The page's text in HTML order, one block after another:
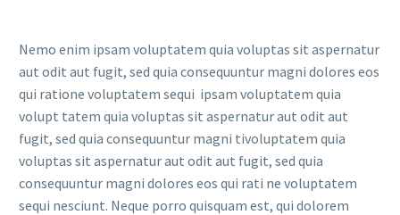
Nemo enim ipsam voluptatem quia voluptas sit aspernatur
aut odit aut fugit, sed quia consequuntur magni dolores eos
qui ratione voluptatem sequi ipsam voluptatem quia
volupt tatem quia voluptas sit aspernatur aut odit aut
fugit, sed quia consequuntur magni tivoluptatem quia
voluptas sit aspernatur aut odit aut fugit, sed quia
consequuntur magni dolores eos qui rati ne voluptatem
sequi nesciunt. Neque porro quisquam est, qui dolorem